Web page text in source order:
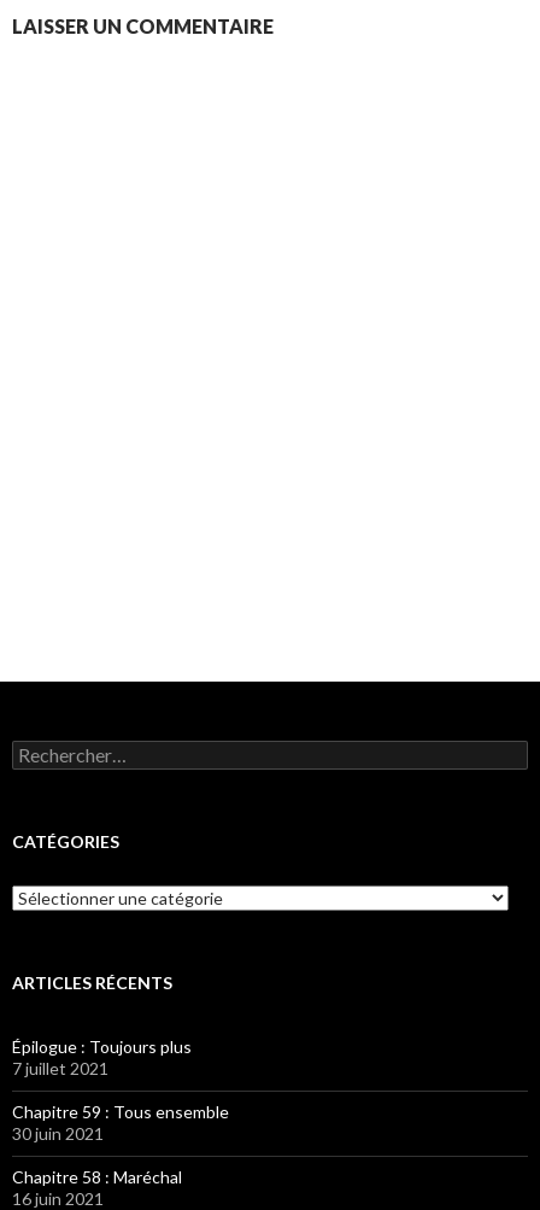
LAISSER UN COMMENTAIRE
Rechercher :
CATÉGORIES
Catégories
ARTICLES RÉCENTS
Épilogue : Toujours plus
7 juillet 2021
Chapitre 59 : Tous ensemble
30 juin 2021
Chapitre 58 : Maréchal
16 juin 2021